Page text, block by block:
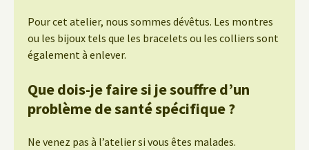
Pour cet atelier, nous sommes dévêtus. Les montres
ou les bijoux tels que les bracelets ou les colliers sont
également à enlever.
Que dois-je faire si je souffre d’un
problème de santé spécifique ?
Ne venez pas à l’atelier si vous êtes malades.